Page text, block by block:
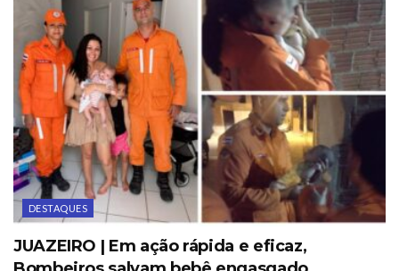
DESTAQUES
JUAZEIRO | Em ação rápida e eficaz,